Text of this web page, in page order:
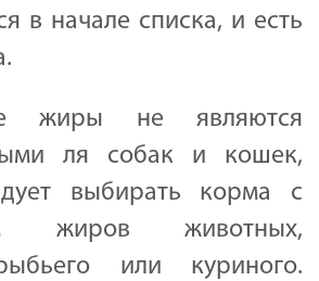
в начале списка, и есть
жиры не являются
ля собак и кошек,
выбирать корма с
жиров животных,
или куриного.